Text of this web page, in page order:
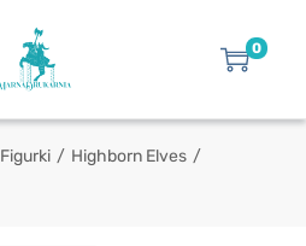
0
Figurki / Highborn Elves /